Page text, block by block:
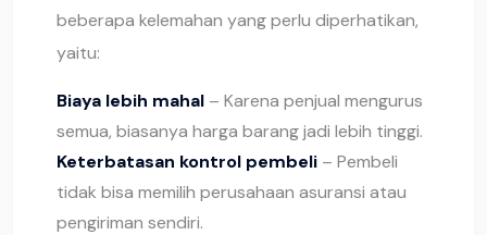
beberapa kelemahan yang perlu diperhatikan,
yaitu:
Biaya lebih mahal – Karena penjual mengurus
semua, biasanya harga barang jadi lebih tinggi.
Keterbatasan kontrol pembeli – Pembeli
tidak bisa memilih perusahaan asuransi atau
pengiriman sendiri.